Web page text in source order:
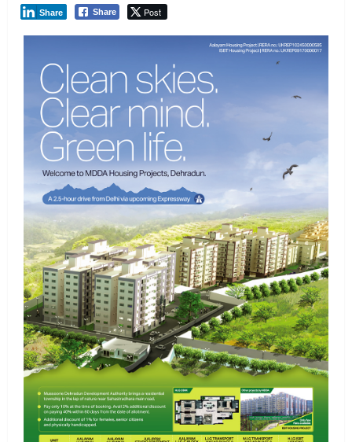
Share Post
Share